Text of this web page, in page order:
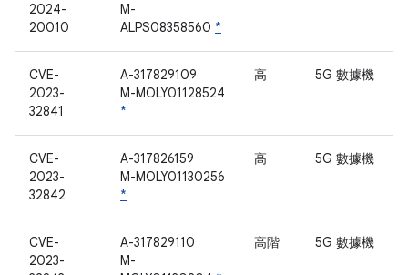
2024-
20010
M-
ALPS08358560 *
CVE-
2023-
32841
A-317829109
M-MOLY01128524
*
高 5G 數據機
CVE-
2023-
32842
A-317826159
M-MOLY01130256
*
高 5G 數據機
CVE-
2023-
A-317829110
M-
高階 5G 數據機